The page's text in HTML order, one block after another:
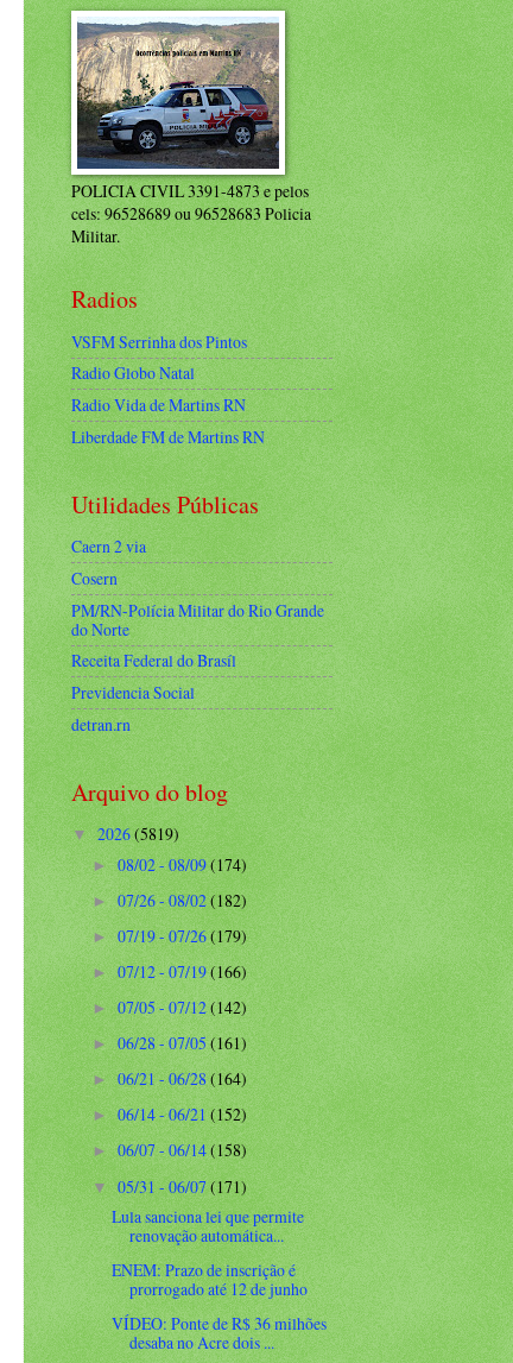
POLICIA CIVIL 3391-4873 e pelos
cels: 96528689 ou 96528683 Policia
Militar.
Radios
VSFM Serrinha dos Pintos
Radio Globo Natal
Radio Vida de Martins RN
Liberdade FM de Martins RN
Utilidades Públicas
Caern 2 via
Cosern
PM/RN-Polícia Militar do Rio Grande
do Norte
Receita Federal do Brasíl
Previdencia Social
detran.rn
Arquivo do blog
▼2026(5819)
►08/02 - 08/09(174)
►07/26 - 08/02(182)
►07/19 - 07/26(179)
►07/12 - 07/19(166)
►07/05 - 07/12(142)
►06/28 - 07/05(161)
►06/21 - 06/28(164)
►06/14 - 06/21(152)
►06/07 - 06/14(158)
▼05/31 - 06/07(171)
Lula sanciona lei que permite
renovação automática...
ENEM: Prazo de inscrição é
prorrogado até 12 de junho
VÍDEO: Ponte de R$ 36 milhões
desaba no Acre dois ...